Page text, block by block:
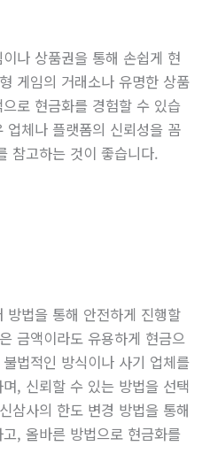
나 상품권을 통해 손쉽게 현
게임의 거래소나 유명한 상품
로 현금화를 경험할 수 있습
체나 플랫폼의 신뢰성을 꼼
참고하는 것이 좋습니다.
방법을 통해 안전하게 진행할
금액이라도 유용하게 현금으
법적인 방식이나 사기 업체를
, 신뢰할 수 있는 방법을 선택
삼사의 한도 변경 방법을 통해
, 올바른 방법으로 현금화를